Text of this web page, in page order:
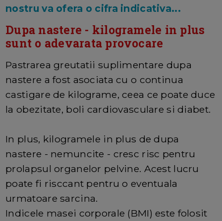
nostru va ofera o cifra indicativa...
Dupa nastere - kilogramele in plus
sunt o adevarata provocare
Pastrarea greutatii suplimentare dupa
nastere a fost asociata cu o continua
castigare de kilograme, ceea ce poate duce
la obezitate, boli cardiovasculare si diabet.
In plus, kilogramele in plus de dupa
nastere - nemuncite - cresc risc pentru
prolapsul organelor pelvine. Acest lucru
poate fi risccant pentru o eventuala
urmatoare sarcina.
Indicele masei corporale (BMI) este folosit